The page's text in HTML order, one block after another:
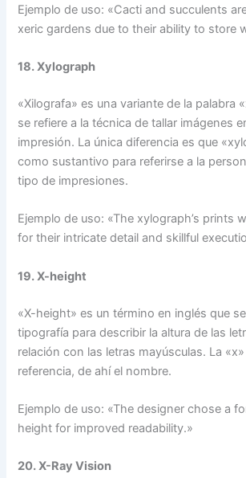
Ejemplo de uso: «Cacti and succulents
xeric gardens due to their ability to store
18. Xylograph
«Xilografa» es una variante de la palabra
se refiere a la técnica de tallar imágenes
impresión. La única diferencia es que
como sustantivo para referirse a la
tipo de impresiones.
Ejemplo de uso: «The xylograph’s prints
for their intricate detail and skillful
19. X-height
«X-height» es un término en inglés que
tipografía para describir la altura de las
relación con las letras mayúsculas. La
referencia, de ahí el nombre.
Ejemplo de uso: «The designer chose a
height for improved readability.»
20. X-Ray Vision